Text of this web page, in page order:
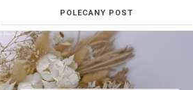
POLECANY POST